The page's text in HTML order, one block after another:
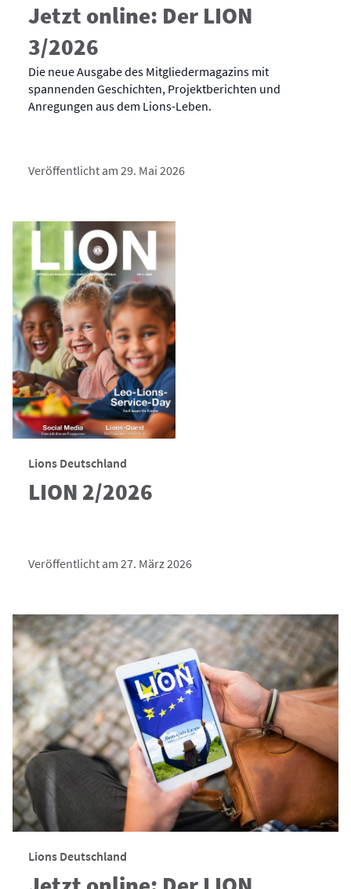
Jetzt online: Der LION
3/2026
Die neue Ausgabe des Mitgliedermagazins mit
spannenden Geschichten, Projektberichten und
Anregungen aus dem Lions-Leben.
Veröffentlicht am 29. Mai 2026
Lions Deutschland
LION 2/2026
Veröffentlicht am 27. März 2026
Lions Deutschland